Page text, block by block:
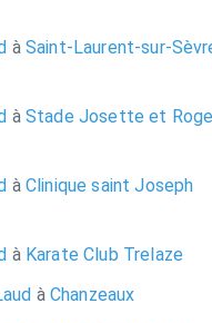
àSaint-Laurent-sur-
àStade Josette et
àClinique saint Joseph
àKarate Club Trelaze
àChanzeaux